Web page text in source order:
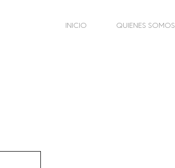
INICIO QUIENES SOMOS